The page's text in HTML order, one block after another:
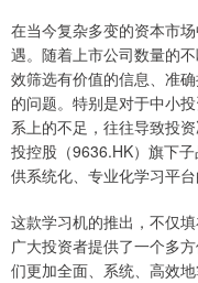
在当今复杂多变的资本市
遇。随着上市公司数量的
效筛选有价值的信息、准
的问题。特别是对于中小
系上的不足，往往导致投
投控股（9636.HK）旗下
供系统化、专业化学习平
这款学习机的推出，不仅
广大投资者提供了一个多
们更加全面、系统、高效